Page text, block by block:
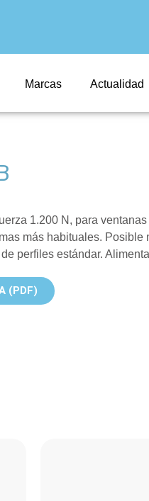
Marcas Actualidad
1.200 N, para
más habituales. Posible
perfiles estándar.
(PDF)